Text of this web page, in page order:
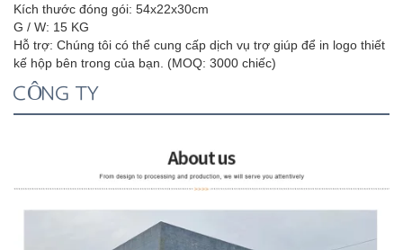
Kích thước đóng gói: 54x22x30cm
G / W: 15 KG
Hỗ trợ: Chúng tôi có thể cung cấp dịch vụ trợ giúp để in logo thiết
kế hộp bên trong của bạn. (MOQ: 3000 chiếc)
CÔNG TY